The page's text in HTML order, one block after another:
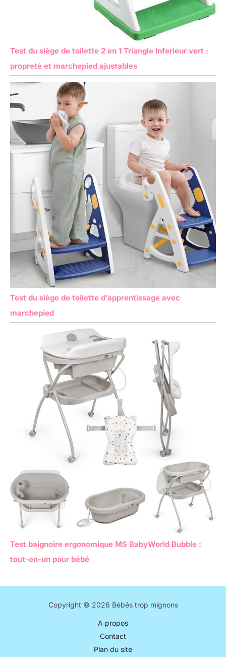
Test du siège de toilette 2 en 1 Triangle Inferieur vert :
propreté et marchepied ajustables
Test du siège de toilette d’apprentissage avec
marchepied
Test baignoire ergonomique MS BabyWorld Bubble :
tout-en-un pour bébé
Copyright © 2026 Bébés trop mignons
A propos
Contact
Plan du site